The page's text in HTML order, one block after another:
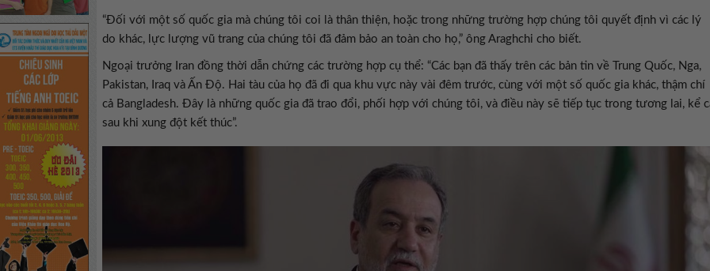
“Đối với một số quốc gia mà chúng tôi coi là thân thiện, hoặc trong những trường hợp chúng tôi quyết định vì các lý
do khác, lực lượng vũ trang của chúng tôi đã đảm bảo an toàn cho họ,” ông Araghchi cho biết.
Ngoại trưởng Iran đồng thời dẫn chứng các trường hợp cụ thể: “Các bạn đã thấy trên các bản tin về Trung Quốc, Nga,
Pakistan, Iraq và Ấn Độ. Hai tàu của họ đã đi qua khu vực này vài đêm trước, cùng với một số quốc gia khác, thậm chí
cả Bangladesh. Đây là những quốc gia đã trao đổi, phối hợp với chúng tôi, và điều này sẽ tiếp tục trong tương lai, kể
sau khi xung đột kết thúc”.